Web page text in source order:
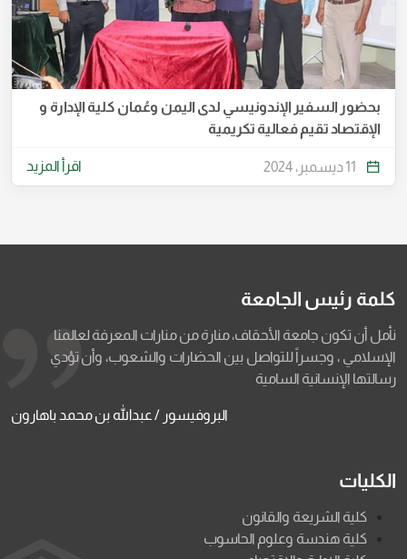
بحضور السفير الإندونيسي لدى اليمن وعُمان كلية الإدارة و
الإقتصاد تقيم فعالية تكريمية
11 ديسمبر، 2024 اقرأ المزيد
كلمة رئيس الجامعة
نأمل أن تكون جامعة الأحقاف، منارة من منارات المعرفة لعالمنا
الإسلامي ، وجسراً للتواصل بين الحضارات والشعوب، وأن تؤدي
رسالتها الإنسانية السامية
البروفيسور / عبدالله بن محمد باهارون
الكليات
كلية الشريعة والقانون
كلية هندسة وعلوم الحاسوب